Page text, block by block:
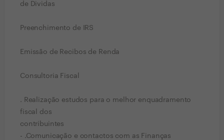
de Dividas
Preenchimento de IRS
Emissão de Recibos de Renda
Consultoria Fiscal
. Realização estudos para o melhor enquadramento
fiscal dos
contribuintes
- .Comunicação e contactos com as Finanças